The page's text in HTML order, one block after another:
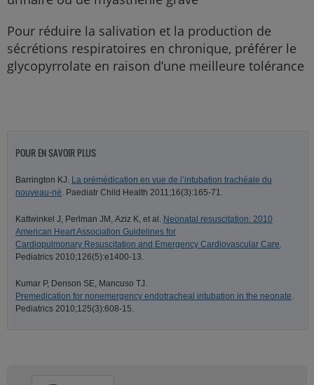
Pour réduire la salivation et la production de
sécrétions respiratoires en chronique, préférer le
glycopyrrolate en raison d’une meilleure tolérance
POUR EN SAVOIR PLUS
Barrington KJ. La prémédication en vue de l’intubation trachéale du
nouveau-né . Paediatr Child Health 2011;16(3):165-71.
Kattwinkel J, Perlman JM, Aziz K, et al. Neonatal resuscitation: 2010
American Heart Association Guidelines for
Cardiopulmonary Resuscitation and Emergency Cardiovascular Care
Pediatrics 2010;126(5):e1400-13.
Kumar P, Denson SE, Mancuso TJ.
Premedication for nonemergency endotracheal intubation in the neonate
Pediatrics 2010;125(3):608-15.